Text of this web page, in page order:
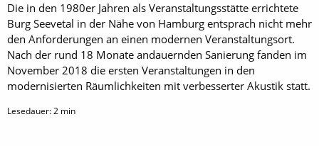
Die in den 1980er Jahren als Veranstaltungsstätte errichtete
Burg Seevetal in der Nähe von Hamburg entsprach nicht mehr
den Anforderungen an einen modernen Veranstaltungsort.
Nach der rund 18 Monate andauernden Sanierung fanden im
November 2018 die ersten Veranstaltungen in den
modernisierten Räumlichkeiten mit verbesserter Akustik statt.
Lesedauer:2 min